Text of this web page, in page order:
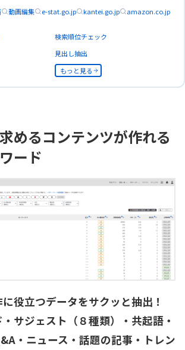
動画編集 e-stat.go.jp kantei.go.jp amazon.co.jp
検索順位チェック
見出し抽出
もっと見る
めるコンテンツが作れる
ード
役立つデータをサクッと抽出！
サジェスト（８種類）・共起語・
・ニュース・話題の記事・トレン